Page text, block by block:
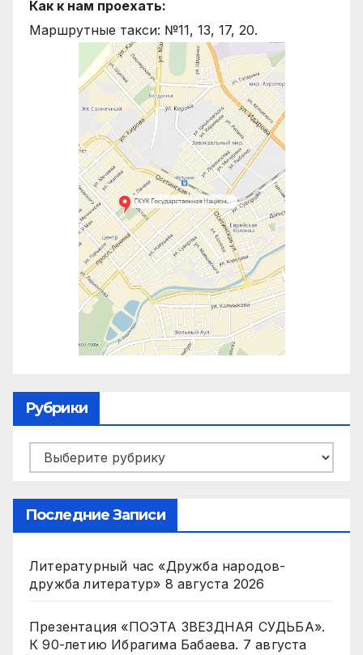
Как к нам проехать:
Маршрутные такси: №11, 13, 17, 20.
Рубрики
Рубрики
Последние Записи
Литературный час «Дружба народов-
дружба литератур» 8 августа 2026
Презентация «ПОЭТА ЗВЕЗДНАЯ СУДЬБА».
К 90-летию Ибрагима Бабаева. 7 августа